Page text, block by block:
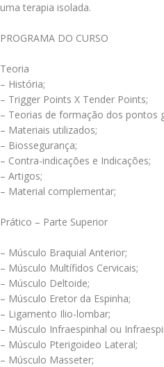
uma terapia isolada.
PROGRAMA DO CURSO
Teoria
– História;
– Trigger Points X Tender Points;
– Teorias de formação dos pontos
– Materiais utilizados;
– Biossegurança;
– Contra-indicações e Indicações;
– Artigos;
– Material complementar;
Prático – Parte Superior
– Músculo Braquial Anterior;
– Músculo Multífidos Cervicais;
– Músculo Deltoide;
– Músculo Eretor da Espinha;
– Ligamento Ilio-lombar;
– Músculo Infraespinhal ou
– Músculo Pterigoideo Lateral;
– Músculo Masseter;